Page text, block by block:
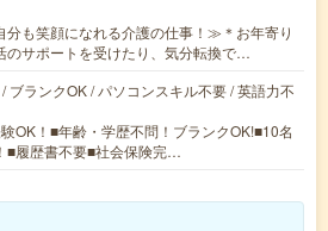
も笑顔になれる介護の仕事！≫＊お年寄り
のサポートを受けたり、気分転換で…
ブランクOK / パソコンスキル不要 / 英語力不
OK！■年齢・学歴不問！ブランクOK!■10名
■履歴書不要■社会保険完…